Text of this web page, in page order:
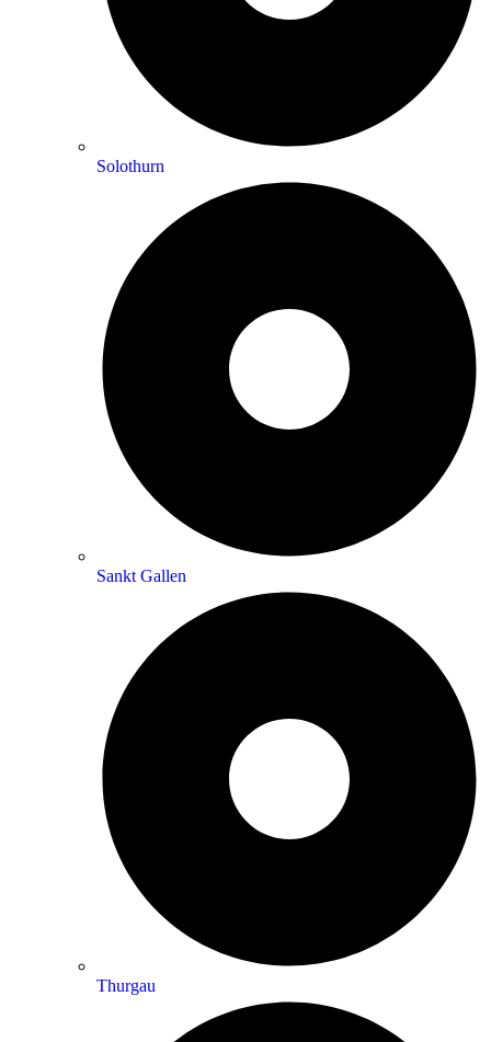
Solothurn
Sankt Gallen
Thurgau